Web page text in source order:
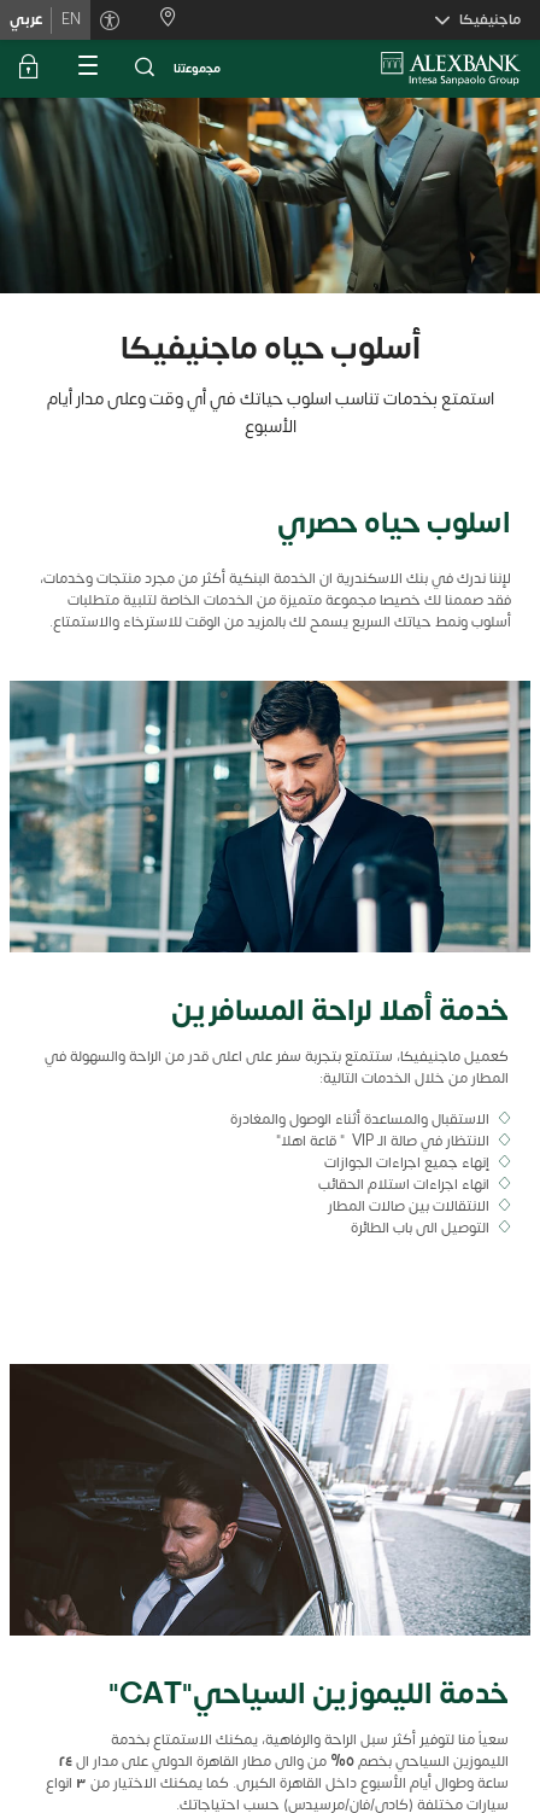
Skiplinks
ماجنيفيكا EN عربي
ﻣﺟﻣوﻋﺗﻧﺎ
أسلوب حياه ماجنيفيكا
استمتع بخدمات تناسب اسلوب حياتك في أي وقت وعلى مدار أيام
الأسبوع
اسلوب حياه حصري
لإننا ندرك في بنك الاسكندرية ان الخدمة البنكية أكثر من مجرد منتجات وخدمات،
فقد صممنا لك خصيصا مجموعة متميزة من الخدمات الخاصة لتلبية متطلبات
أسلوب ونمط حياتك السريع يسمح لك بالمزيد من الوقت للاسترخاء والاستمتاع.
خدمة أهلا لراحة المسافرين
كعميل ماجنيفيكا، ستتمتع بتجربة سفر على اعلى قدر من الراحة والسهولة في
المطار من خلال الخدمات التالية:
الاستقبال والمساعدة أثناء الوصول والمغادرة
الانتظار في صالة الـ VIP " قاعة اهلا"
إنهاء جميع اجراءات الجوازات
انهاء اجراءات استلام الحقائب
الانتقالات بين صالات المطار
التوصيل الى باب الطائرة
خدمة الليموزين السياحي"CAT"
سعياً منا لتوفير أكثر سبل الراحة والرفاهية، يمكنك الاستمتاع بخدمة
الليموزين السياحي بخصم٥% من والى مطار القاهرة الدولي على مدار ال٢٤
ساعة وطوال أيام الأسبوع داخل القاهرة الكبرى. كما يمكنك الاختيار من ٣ انواع
سيارات مختلفة (كادي/فان/مرسيدس) حسب احتياجاتك.